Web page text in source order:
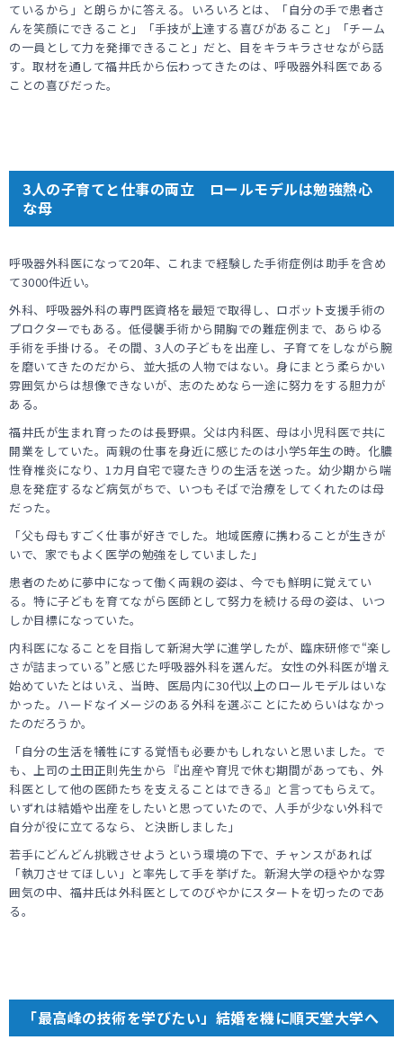
ているから」と朗らかに答える。いろいろとは、「自分の手で患者さ
んを笑顔にできること」「手技が上達する喜びがあること」「チーム
の一員として力を発揮できること」だと、目をキラキラさせながら話
す。取材を通して福井氏から伝わってきたのは、呼吸器外科医である
ことの喜びだった。
3人の子育てと仕事の両立 ロールモデルは勉強熱心
な母
呼吸器外科医になって20年、これまで経験した手術症例は助手を含め
て3000件近い。
外科、呼吸器外科の専門医資格を最短で取得し、ロボット支援手術の
プロクターでもある。低侵襲手術から開胸での難症例まで、あらゆる
手術を手掛ける。その間、3人の子どもを出産し、子育てをしながら腕
を磨いてきたのだから、並大抵の人物ではない。身にまとう柔らかい
雰囲気からは想像できないが、志のためなら一途に努力をする胆力が
ある。
福井氏が生まれ育ったのは長野県。父は内科医、母は小児科医で共に
開業をしていた。両親の仕事を身近に感じたのは小学5年生の時。化膿
性脊椎炎になり、1カ月自宅で寝たきりの生活を送った。幼少期から喘
息を発症するなど病気がちで、いつもそばで治療をしてくれたのは母
だった。
「父も母もすごく仕事が好きでした。地域医療に携わることが生きが
いで、家でもよく医学の勉強をしていました」
患者のために夢中になって働く両親の姿は、今でも鮮明に覚えてい
る。特に子どもを育てながら医師として努力を続ける母の姿は、いつ
しか目標になっていた。
内科医になることを目指して新潟大学に進学したが、臨床研修で“楽し
さが詰まっている”と感じた呼吸器外科を選んだ。女性の外科医が増え
始めていたとはいえ、当時、医局内に30代以上のロールモデルはいな
かった。ハードなイメージのある外科を選ぶことにためらいはなかっ
たのだろうか。
「自分の生活を犠牲にする覚悟も必要かもしれないと思いました。で
も、上司の土田正則先生から『出産や育児で休む期間があっても、外
科医として他の医師たちを支えることはできる』と言ってもらえて。
いずれは結婚や出産をしたいと思っていたので、人手が少ない外科で
自分が役に立てるなら、と決断しました」
若手にどんどん挑戦させようという環境の下で、チャンスがあれば
「執刀させてほしい」と率先して手を挙げた。新潟大学の穏やかな雰
囲気の中、福井氏は外科医としてのびやかにスタートを切ったのであ
る。
「最高峰の技術を学びたい」結婚を機に順天堂大学へ